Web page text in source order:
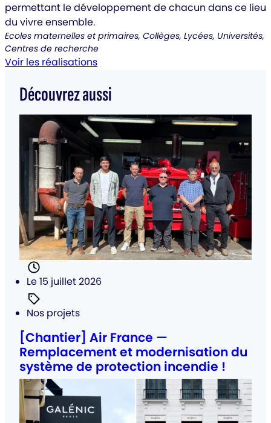
permettant le développement de chacun dans ce lieu
du vivre ensemble.​
Ecoles maternelles et primaires​, Collèges​, Lycées​, Universités,
Centres de recherche
Voir les réalisations
Découvrez aussi
Posté
Le 15 juillet 2026
Catégorie
Nos projets
[Chantier] Air France —
Remplacement et modernisation du
système de protection incendie !